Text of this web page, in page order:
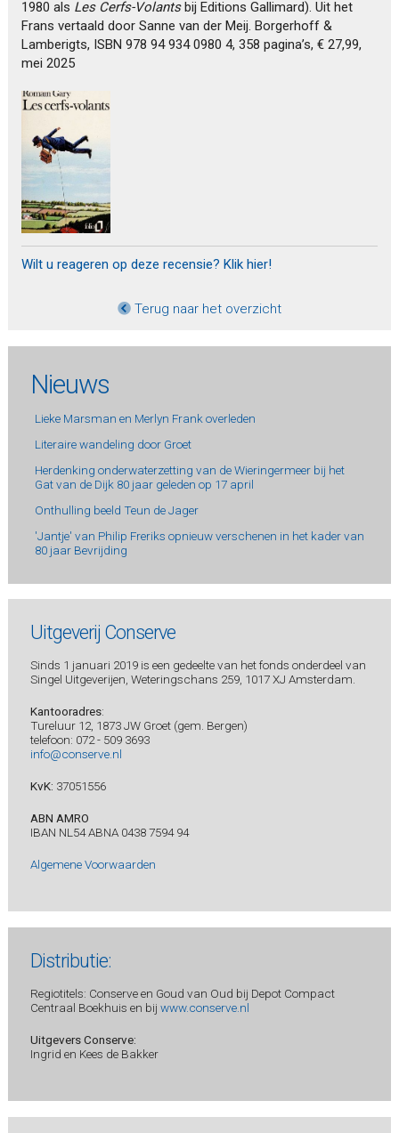
1980 als Les Cerfs-Volantsbij Editions Gallimard). Uit het
Frans vertaald door Sanne van der Meij. Borgerhoff &
Lamberigts, ISBN 978 94 934 0980 4, 358 pagina’s, € 27,99,
mei 2025
Wilt u reageren op deze recensie? Klik hier!
Terug naar het overzicht
Nieuws
Lieke Marsman en Merlyn Frank overleden
Literaire wandeling door Groet
Herdenking onderwaterzetting van de Wieringermeer bij het
Gat van de Dijk 80 jaar geleden op 17 april
Onthulling beeld Teun de Jager
'Jantje' van Philip Freriks opnieuw verschenen in het kader van
80 jaar Bevrijding
Uitgeverij Conserve
Sinds 1 januari 2019 is een gedeelte van het fonds onderdeel van
Singel Uitgeverijen, Weteringschans 259, 1017 XJ Amsterdam.
Kantooradres:
Tureluur 12, 1873 JW Groet (gem. Bergen)
telefoon: 072 - 509 3693
info@conserve.nl
KvK: 37051556
ABN AMRO
IBAN NL54 ABNA 0438 7594 94
Algemene Voorwaarden
Distributie:
Regiotitels: Conserve en Goud van Oud bij Depot Compact
Centraal Boekhuis en bij www.conserve.nl
Uitgevers Conserve:
Ingrid en Kees de Bakker